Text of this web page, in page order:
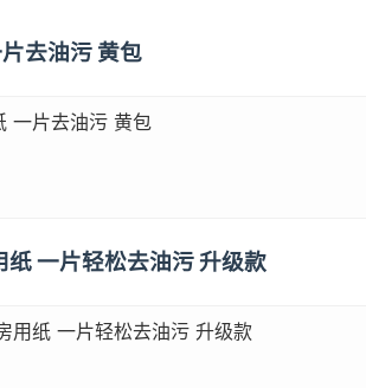
去油污 黄包
一片去油污 黄包
一片轻松去油污 升级款
用纸 一片轻松去油污 升级款